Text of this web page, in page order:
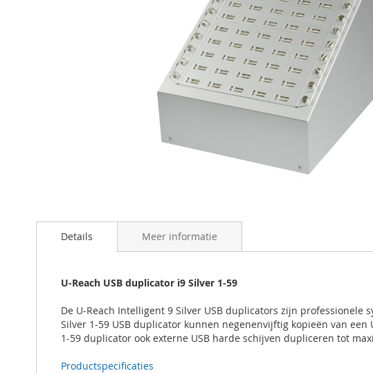
het
afbeeldingen-
gallerij
Details
U-Reach USB duplicator i9 Silver 1-59
De U-Reach Intelligent 9 Silver USB duplicators zijn
Silver 1-59 USB duplicator kunnen negenenvijftig kopieën van
1-59 duplicator ook externe USB harde schijven dupliceren tot
Productspecificaties
Meer informatie